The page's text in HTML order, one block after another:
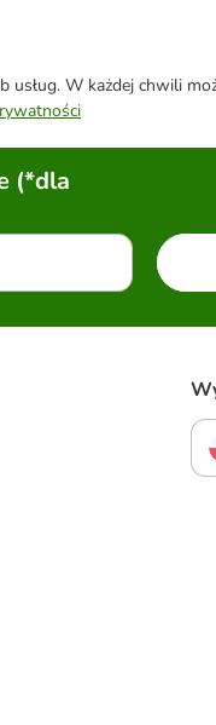
W każdej chwili
(*dla